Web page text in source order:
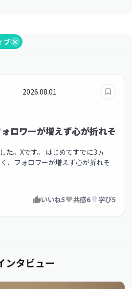
ブ ×
2026.08.01
ロワーが増えず心が折れそ
た。Xです。 はじめてすでに3ヵ
、フォロワーが増えず心が折れそ
いいね5 共感6 学び5
ンタビュー